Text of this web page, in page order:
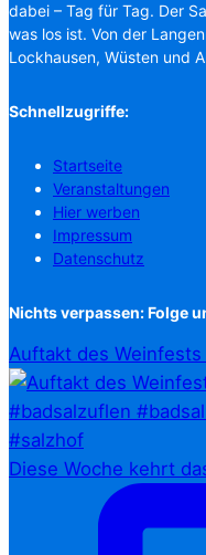
dabei – Tag für Tag. Der
was los ist. Von der
Lockhausen, Wüsten und
Schnellzugriffe:
Startseite
Veranstaltungen
Hier werben
Impressum
Datenschutz
Nichts verpassen: Folge
Auftakt des
Diese Woche kehrt